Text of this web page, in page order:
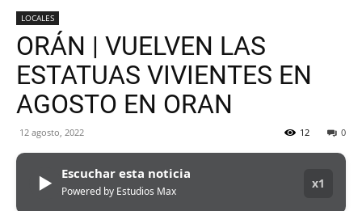
LOCALES
ORÁN | VUELVEN LAS
ESTATUAS VIVIENTES EN
AGOSTO EN ORAN
12 agosto, 2022 0
12
▶ Escuchar esta noticia
Powered by Estudios Max
x1